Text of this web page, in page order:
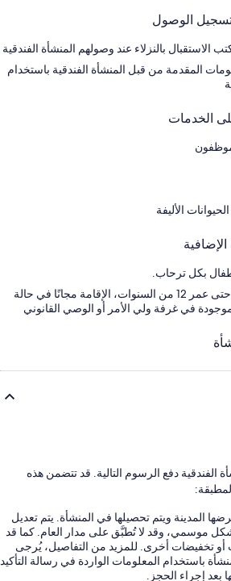
الوصول
بالنزلاء عند وصولهم المنشأة الفندقية
المقدمة من قبل المنشأة الفندقية باستخدام
الخدمات
الأليفة
بكل ترحاب.
يُمكن لطفل واحد، حتى عمر 12 من السنوات، الإقامة مجانًا في حالة
في غرفة ولي الأمر أو الوصي القانوني
دفع الرسوم التالية. قد تتضمن هذه
المدينة ويتم تحصيلها في المنشأة. يتم تعديل
موسمي، وقد لا تُطبَّق على مدار العام. كما قد
تخفيضات أخرى. للمزيد من التفاصيل، يُرجى
باستخدام المعلومات الواردة في رسالة التأكيد
بعد إجراء الحجز.